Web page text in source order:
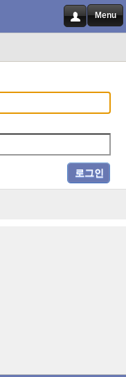
Menu